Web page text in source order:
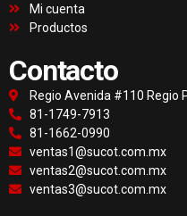
Mi cuenta
Productos
Contacto
Regio Avenida #110 Regio
81-1749-7913
81-1662-0990
ventas1@sucot.com.mx
ventas2@sucot.com.mx
ventas3@sucot.com.mx